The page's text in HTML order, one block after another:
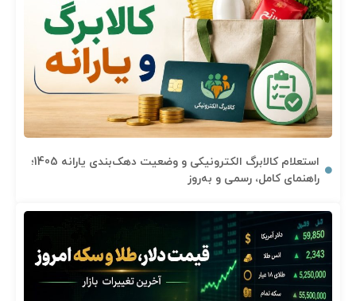
استعلام کالابرگ الکترونیکی و وضعیت دهک‌بندی یارانه 1405؛
راهنمای کامل، رسمی و به‌روز